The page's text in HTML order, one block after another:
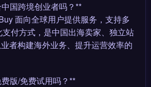
国跨境创业者吗？**
面向全球用户提供服务，支持多
付方式，是中国出海卖家、独立站
者构建海外业务、提升运营效率的
版/免费试用吗？**